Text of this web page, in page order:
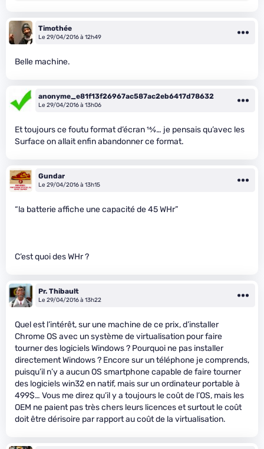
Timothée
Le 29/04/2016 à 12h49
Belle machine.
anonyme_e81f13f26967ac587ac2eb6417d78632
Le 29/04/2016 à 13h06
Et toujours ce foutu format d’écran16⁄9… je pensais qu’avec les
Surface on allait enfin abandonner ce format.
Gundar
Le 29/04/2016 à 13h15
“la batterie affiche une capacité de 45 WHr”
C’est quoi des WHr ?
Pr. Thibault
Le 29/04/2016 à 13h22
Quel est l’intérêt, sur une machine de ce prix, d’installer
Chrome OS avec un système de virtualisation pour faire
tourner des logiciels Windows ? Pourquoi ne pas installer
directement Windows ? Encore sur un téléphone je comprends,
puisqu’il n’y a aucun OS smartphone capable de faire tourner
des logiciels win32 en natif, mais sur un ordinateur portable à
499$… Vous me direz qu’il y a toujours le coût de l’OS, mais les
OEM ne paient pas très chers leurs licences et surtout le coût
doit être dérisoire par rapport au coût de la virtualisation.